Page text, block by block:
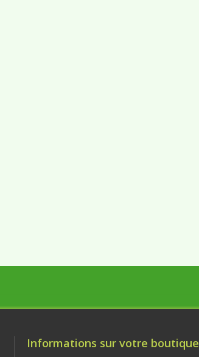
Informations sur votre boutique